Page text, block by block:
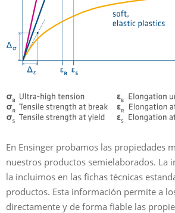
En Ensinger probamos las propiedades
nuestros productos semielaborados. La
la incluimos en las fichas técnicas
productos. Esta información permite a
directamente y de forma fiable las